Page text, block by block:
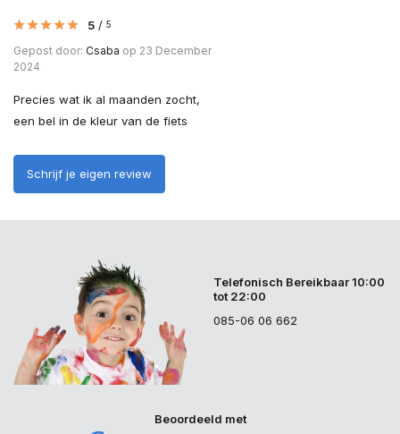
5 / 5
Gepost door: Csaba op 23 December
2024
Precies wat ik al maanden zocht,
een bel in de kleur van de fiets
Schrijf je eigen review
Telefonisch Bereikbaar 10:00
tot 22:00
085-06 06 662
Beoordeeld met